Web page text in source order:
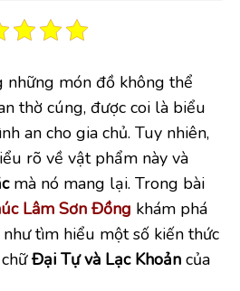
những món đồ không thể
thờ cúng, được coi là biểu
an cho gia chủ. Tuy nhiên,
rõ về vật phẩm này và
mà nó mang lại. Trong bài
Lâm Sơn Đồng khám phá
tìm hiểu một số kiến thức
Đại Tự và Lạc Khoản của